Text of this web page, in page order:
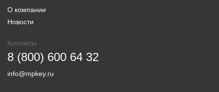
О компании
Новости
Контакты
8 (800) 600 64 32
info@mpkey.ru